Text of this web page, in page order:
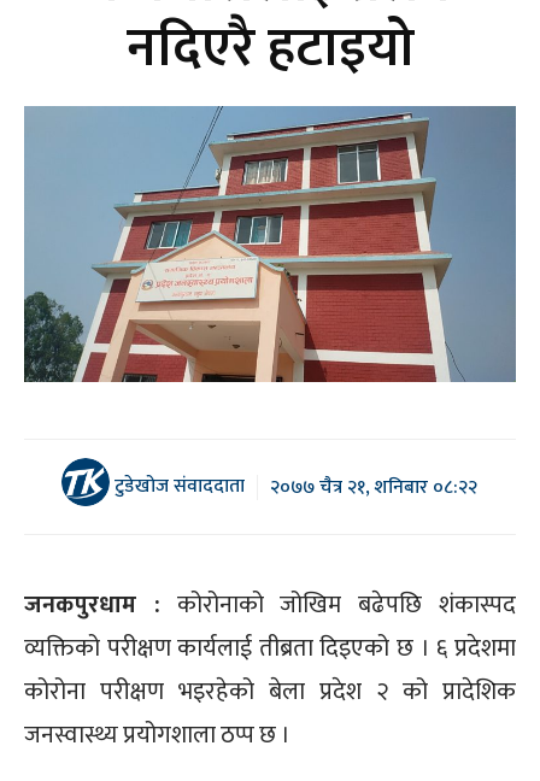
नदिएरै हटाइयो
टुडेखोज संवाददाता २०७७ चैत्र २१, शनिबार ०८:२२
जनकपुरधाम : कोरोनाको जोखिम बढेपछि शंकास्पद
व्यक्तिको परीक्षण कार्यलाई तीब्रता दिइएको छ । ६ प्रदेशमा
कोरोना परीक्षण भइरहेको बेला प्रदेश २ को प्रादेशिक
जनस्वास्थ्य प्रयोगशाला ठप्प छ ।